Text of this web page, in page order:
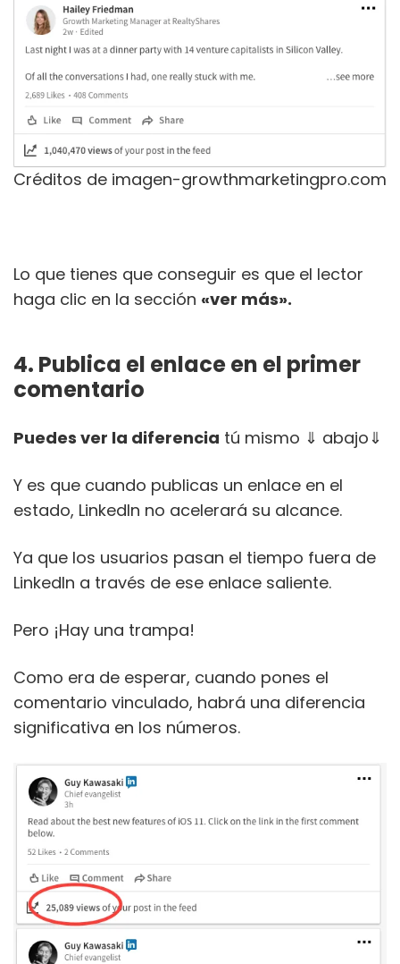
Créditos de imagen-growthmarketingpro.com
Lo que tienes que conseguir es que el lector
haga clic en la sección «ver más».
4. Publica el enlace en el primer
comentario
Puedes ver la diferencia tú mismo ⇓ abajo⇓
Y es que cuando publicas un enlace en el
estado, LinkedIn no acelerará su alcance.
Ya que los usuarios pasan el tiempo fuera de
LinkedIn a través de ese enlace saliente.
Pero ¡Hay una trampa!
Como era de esperar, cuando pones el
comentario vinculado, habrá una diferencia
significativa en los números.